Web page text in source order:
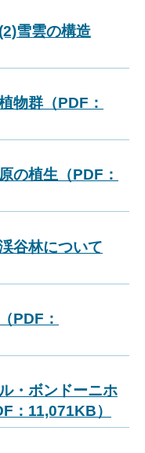
雪雲の構造
物群（PDF：
の植生（PDF：
谷林について
PDF：
・ボンドーニホ
：11,071KB）